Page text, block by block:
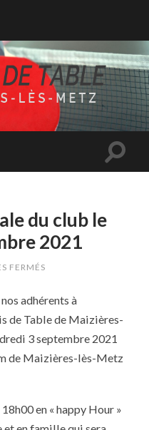
du club le
2021
FERMÉS
DU
LE
3
2021
adhérents à
de Table de Maizières-
3 septembre 2021
de Maizières-lès-Metz
en « happy Hour »